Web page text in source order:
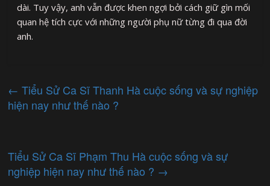
dài. Tuy vậy, anh vẫn được khen ngợi bởi cách giữ gìn mối
quan hệ tích cực với những người phụ nữ từng đi qua đời
anh.
← Tiểu Sử Ca Sĩ Thanh Hà cuộc sống và sự nghiệp
hiện nay như thế nào ?
Tiểu Sử Ca Sĩ Phạm Thu Hà cuộc sống và sự
nghiệp hiện nay như thế nào ? →